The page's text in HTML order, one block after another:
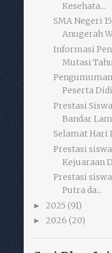
Kesehata...
SMA Negeri
Anugerah
Informasi
Mutasi
Peserta
Prestasi
Bandar
Selamat Hari
Prestasi
Kejuaraan
Prestasi
Putra da...
► 2025 (91)
► 2026 (20)